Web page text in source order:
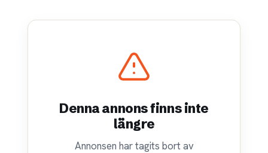
Denna annons finns inte
längre
Annonsen har tagits bort av